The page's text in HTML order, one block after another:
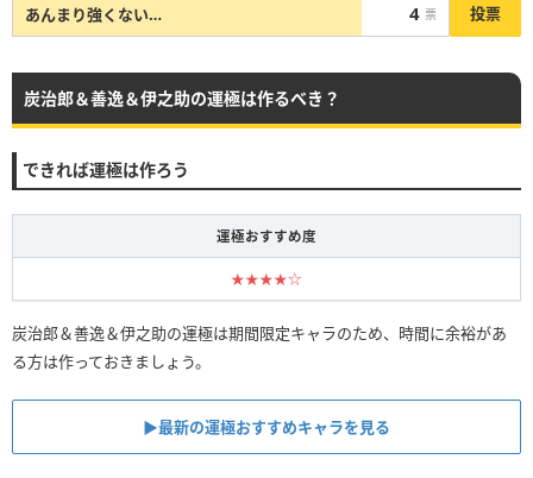
あんまり強くない… 4 票 投票
炭治郎＆善逸＆伊之助の運極は作るべき？
できれば運極は作ろう
運極おすすめ度
★★★★☆
炭治郎＆善逸＆伊之助の運極は期間限定キャラのため、時間に余裕があ
る方は作っておきましょう。
▶︎最新の運極おすすめキャラを見る